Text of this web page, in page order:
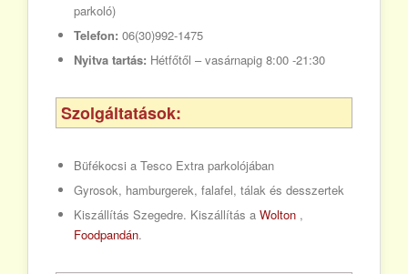
parkoló)
Telefon: 06(30)992-1475
Nyitva tartás: Hétfőtől – vasárnapig 8:00 -21:30
Szolgáltatások:
Büfékocsi a Tesco Extra parkolójában
Gyrosok, hamburgerek, falafel, tálak és desszertek
Kiszállítás Szegedre. Kiszállítás a Wolton ,
Foodpandán.